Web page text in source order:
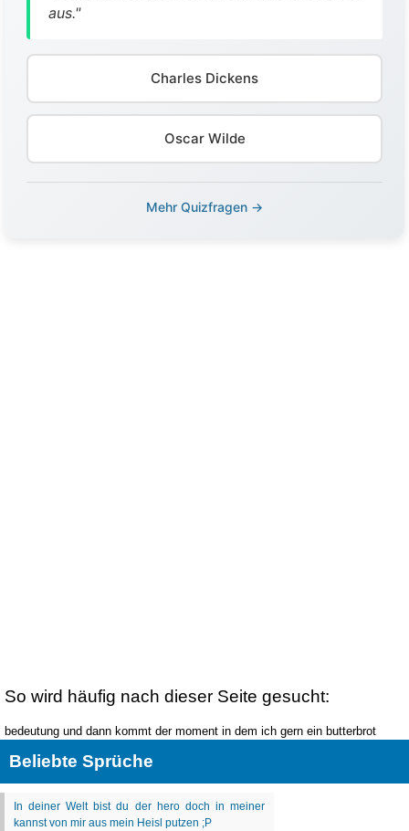
aus."
Charles Dickens
Oscar Wilde
Mehr Quizfragen →
So wird häufig nach dieser Seite gesucht:
bedeutung und dann kommt der moment in dem ich gern ein butterbrot
Beliebte Sprüche